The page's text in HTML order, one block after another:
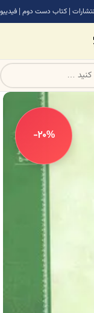
| کتاب دست دوم | فیدیبو
-20%